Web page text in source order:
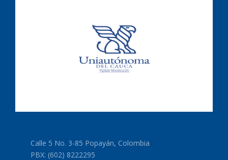
Calle 5 No. 3-85 Popayán, Colombia
PBX: (602) 8222295